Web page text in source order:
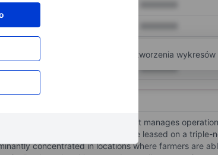
XXXXXXX
do większej ilości narzędzi do tworzenia wykresów
of owning and leasing farmland. It manages
farm-related properties that are leased on a triple-
concentrated in locations where farmers are